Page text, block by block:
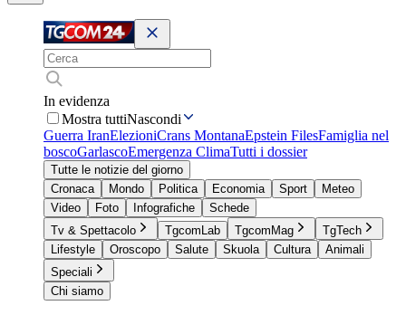
In evidenza
Mostra tuttiNascondi
Guerra IranElezioniCrans MontanaEpstein FilesFamiglia nel
boscoGarlascoEmergenza ClimaTutti i dossier
Tutte le notizie del giorno
Cronaca
Mondo Politica Economia Sport
Meteo
Video
Foto Infografiche
Schede
Tv & Spettacolo
TgcomLab TgcomMag
TgTech
Lifestyle
Oroscopo Salute Skuola Cultura
Animali
Speciali
Chi siamo